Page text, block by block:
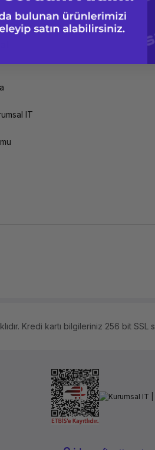
IT
Kredi kartı bilgileriniz 256 bit SSL